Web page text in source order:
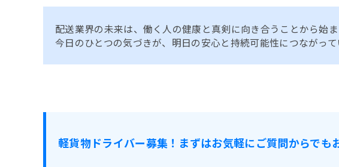
配送業界の未来は、働く人の健康と真剣に向き合うことから始ま
今日のひとつの気づきが、明日の安心と持続可能性につながって
軽貨物ドライバー募集！まずはお気軽にご質問からでも